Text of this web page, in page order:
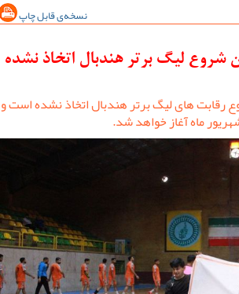
نسخه‌ی قابل چاپ
شروع لیگ برتر هندبال اتخاذ نشده
رقابت های لیگ برتر هندبال اتخاذ نشده است و
ماه آغاز خواهد شد.